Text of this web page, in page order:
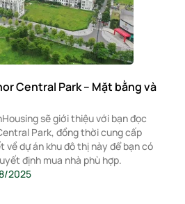
Central Park – Mặt bằng và
sẽ giới thiệu với bạn đọc
Park, đồng thời cung cấp
dự án khu đô thị này để bạn có
định mua nhà phù hợp.
2025